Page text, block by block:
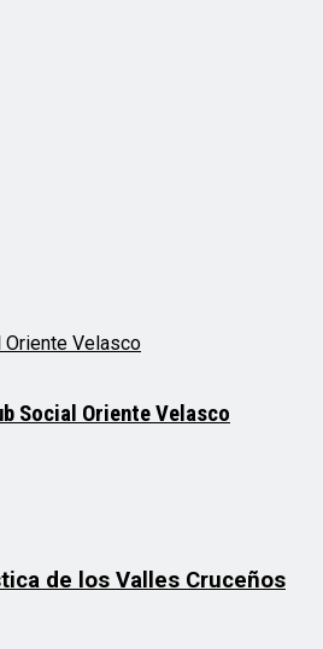
Social Oriente Velasco
de los Valles Cruceños